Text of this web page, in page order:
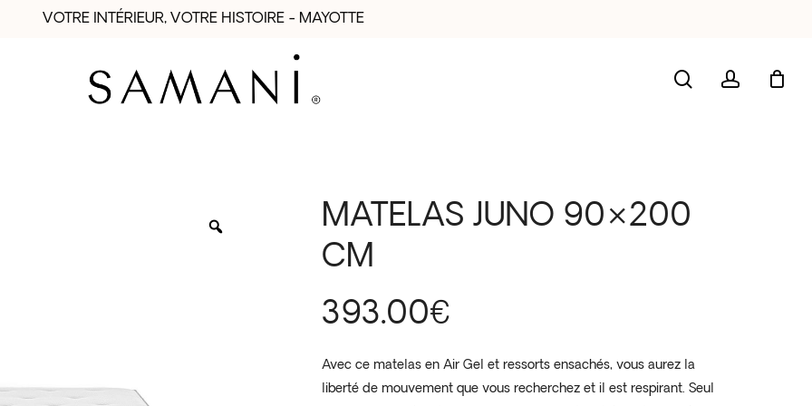
VOTRE INTÉRIEUR, VOTRE HISTOIRE - MAYOTTE
searchaccount
MATELAS JUNO 90×200
CM
393.00€
Avec ce matelas en Air Gel et ressorts ensachés, vous aurez la
liberté de mouvement que vous recherchez et il est respirant. Seul